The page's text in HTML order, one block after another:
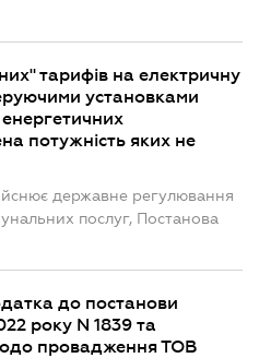
тарифів на електричну
установками
енергетичних
потужність яких не
державне регулювання
послуг, Постанова
до постанови
року N 1839 та
провадження ТОВ